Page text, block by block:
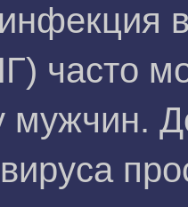
часто
мужчин.